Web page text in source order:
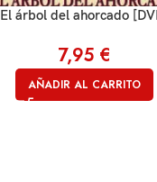
El árbol del ahorcado
7,95 €
AÑADIR AL CARRITO